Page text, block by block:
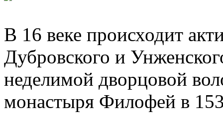
В 16 веке происходит
Дубровского и
неделимой дворцовой
монастыря Филофей в